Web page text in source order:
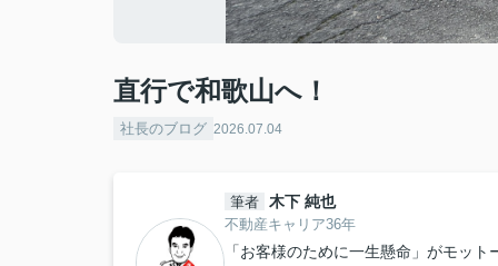
直行で和歌山へ！
社長のブログ 2026.07.04
筆者 木下 純也
不動産キャリア36年
「お客様のために一生懸命」がモット